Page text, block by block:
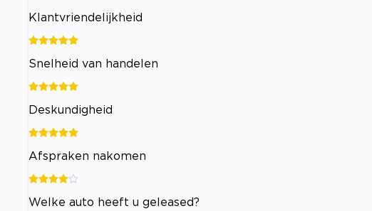
Klantvriendelijkheid
Snelheid van handelen
Deskundigheid
Afspraken nakomen
Welke auto heeft u geleased?